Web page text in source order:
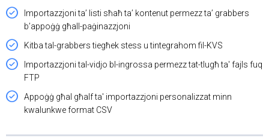
Importazzjoni ta’ listi sħaħ ta’ kontenut permezz ta’ grabbers
b’appoġġ għall-paġinazzjoni
Kitba tal-grabbers tiegħek stess u tintegrahom fil-KVS
Importazzjoni tal-vidjo bl-ingrossa permezz tat-tlugħ ta' fajls fuq
FTP
Appoġġ għal għalf ta' importazzjoni personalizzat minn
kwalunkwe format CSV